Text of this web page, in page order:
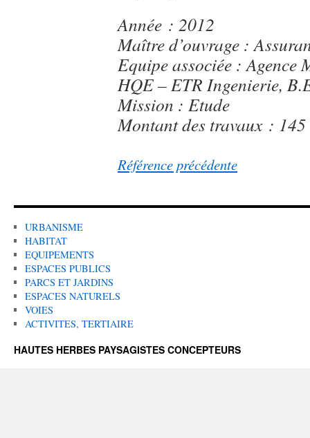
Année : 2012
Maître d’ouvrage :
Equipe associée : Agence
HQE – ETR Ingenierie,
Mission : Etude
Montant des travaux :
Référence précédente
URBANISME
HABITAT
EQUIPEMENTS
ESPACES PUBLICS
PARCS ET JARDINS
ESPACES NATURELS
VOIES
ACTIVITES, TERTIAIRE
HAUTES HERBES PAYSAGISTES CONCEPTEURS